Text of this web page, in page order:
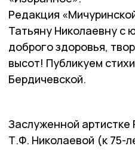
Редакция
Татьяну Николаевну с
доброго здоровья,
высот! Публикуем
Бердичевской.
Заслуженной артистке
Т.Ф. Николаевой (к 75-